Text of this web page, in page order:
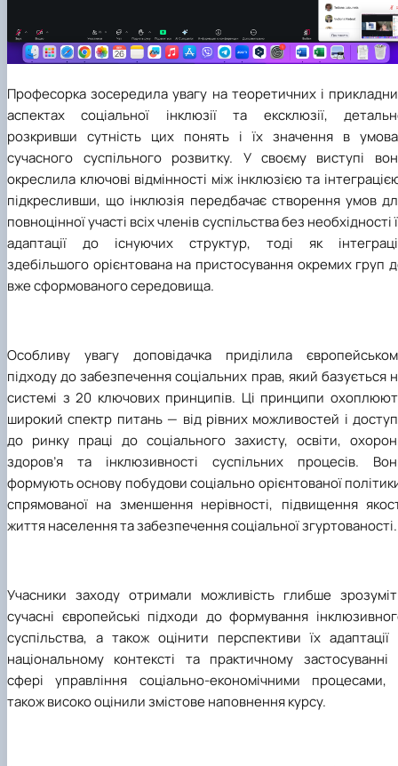
Професорка зосередила увагу на теоретичних і
аспектах соціальної інклюзії та ексклюзії,
розкривши сутність цих понять і їх значення в
сучасного суспільного розвитку. У своєму виступі
окреслила ключові відмінності між інклюзією та
підкресливши, що інклюзія передбачає створення умов
повноцінної участі всіх членів суспільства без необхідності
адаптації до існуючих структур, тоді як
здебільшого орієнтована на пристосування окремих груп
вже сформованого середовища.
Особливу увагу доповідачка приділила
підходу до забезпечення соціальних прав, який базується
системі з 20 ключових принципів. Ці принципи
широкий спектр питань — від рівних можливостей і
до ринку праці до соціального захисту, освіти,
здоров’я та інклюзивності суспільних процесів.
формують основу побудови соціально орієнтованої
спрямованої на зменшення нерівності, підвищення
життя населення та забезпечення соціальної згуртованості.
Учасники заходу отримали можливість глибше
сучасні європейські підходи до формування
суспільства, а також оцінити перспективи їх адаптації
національному контексті та практичному застосуванні
сфері управління соціально-економічними процесами,
такожвисоко оцінили змістове наповненнякурсу.